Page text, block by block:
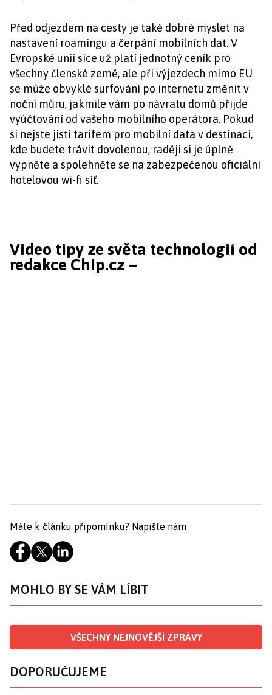
Před odjezdem na cesty je také dobré myslet na
nastavení roamingu a čerpání mobilních dat. V
Evropské unii sice už platí jednotný ceník pro
všechny členské země, ale při výjezdech mimo EU
se může obvyklé surfování po internetu změnit v
noční můru, jakmile vám po návratu domů přijde
vyúčtování od vašeho mobilního operátora. Pokud
si nejste jisti tarifem pro mobilní data v destinaci,
kde budete trávit dovolenou, raději si je úplně
vypněte a spolehněte se na zabezpečenou oficiální
hotelovou wi-fi síť.
Video tipy ze světa technologií od
redakce Chip.cz –
Máte k článku připomínku? Napište nám
MOHLO BY SE VÁM LÍBIT
VŠECHNY NEJNOVĚJŠÍ ZPRÁVY
DOPORUČUJEME